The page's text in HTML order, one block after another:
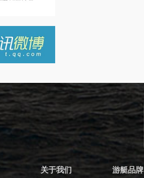
关于我们 游艇品牌